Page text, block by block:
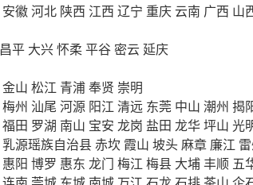
安徽河北 陕西 江西 辽宁 重庆 云南 广西 山
昌平 大兴怀柔平谷 密云延庆
金山 松江 青浦奉贤 崇明
梅州 汕尾 河源 阳江 清远 东莞 中山 潮州 揭
福田 罗湖 南山 宝安 龙岗 盐田 龙华坪山 光
乳源瑶族自治县赤坎 霞山 坡头麻章 廉江
惠阳 博罗 惠东 龙门 梅江 梅县 大埔丰顺 五